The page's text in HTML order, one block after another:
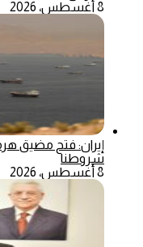
8 أغسطس، 2026
إيران: فتح مضيق
شروطنا
8 أغسطس، 2026